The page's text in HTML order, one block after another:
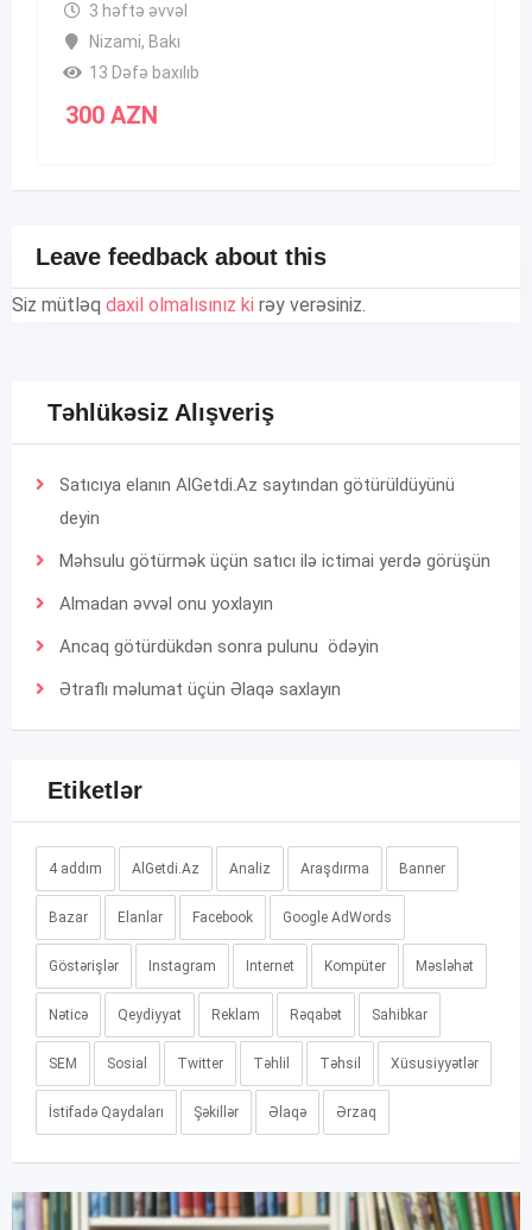
3 həftə əvvəl
Nizami, Bakı
13 Dəfə baxılıb
300 AZN
Leave feedback about this
Siz mütləq daxil olmalısınız ki rəy verəsiniz.
Təhlükəsiz Alışveriş
Satıcıya elanın AlGetdi.Az saytından götürüldüyünü
deyin
Məhsulu götürmək üçün satıcı ilə ictimai yerdə görüşün
Almadan əvvəl onu yoxlayın
Ancaq götürdükdən sonra pulunu ödəyin
Ətraflı məlumat üçün Əlaqə saxlayın
Etiketlər
4 addım AlGetdi.Az Analiz Araşdırma Banner
Bazar Elanlar Facebook Google AdWords
Göstərişlər Instagram Internet Kompüter Məsləhət
Nəticə Qeydiyyat Reklam Rəqabət Sahibkar
SEM Sosial Twitter Təhlil Təhsil Xüsusiyyətlər
İstifadə Qaydaları Şəkillər Əlaqə Ərzaq